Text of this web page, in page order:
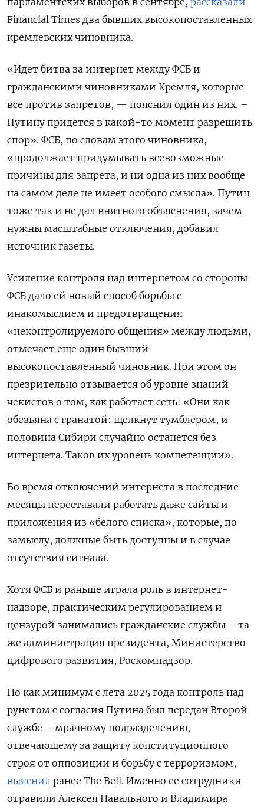
Financial Times два бывших высокопоставленных
кремлевских чиновника.
«Идет битва за интернет между ФСБ и
гражданскими чиновниками Кремля, которые
все против запретов, — пояснил один из них. –
Путину придется в какой-то момент разрешить
спор». ФСБ, по словам этого чиновника,
«продолжает придумывать всевозможные
причины для запрета, и ни одна из них вообще
на самом деле не имеет особого смысла». Путин
тоже так и не дал внятного объяснения, зачем
нужны масштабные отключения, добавил
источник газеты.
Усиление контроля над интернетом со стороны
ФСБ дало ей новый способ борьбы с
инакомыслием и предотвращения
«неконтролируемого общения» между людьми,
отмечает еще один бывший
высокопоставленный чиновник. При этом он
презрительно отзывается об уровне знаний
чекистов о том, как работает сеть: «Они как
обезьяна с гранатой: щелкнут тумблером, и
половина Сибири случайно останется без
интернета. Таков их уровень компетенции».
Во время отключений интернета в последние
месяцы переставали работать даже сайты и
приложения из «белого списка», которые, по
замыслу, должные быть доступны и в случае
отсутствия сигнала.
Хотя ФСБ и раньше играла роль в интернет-
надзоре, практическим регулированием и
цензурой занимались гражданские службы – та
же администрация президента, Министерство
цифрового развития, Роскомнадзор.
Но как минимум с лета 2025 года контроль над
рунетом с согласия Путина был передан Второй
службе – мрачному подразделению,
отвечающему за защиту конституционного
строя от оппозиции и борьбу с терроризмом,
выяснил ранее The Bell. Именно ее сотрудники
отравили Алексея Навального и Владимира